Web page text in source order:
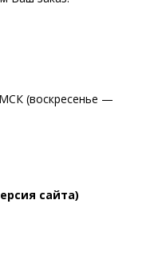
(воскресенье —
сайта)